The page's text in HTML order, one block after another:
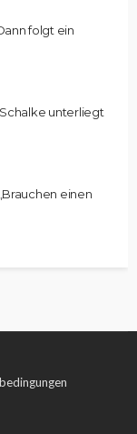
folgt ein
unterliegt
einen